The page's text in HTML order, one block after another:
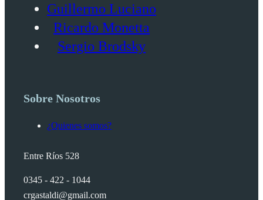
Guillermo Luciano
Ricardo Monetta
Sergio Brodsky
Sobre Nosotros
¿Quienes somos?
Entre Ríos 528
0345 - 422 - 1044
crgastaldi@gmail.com